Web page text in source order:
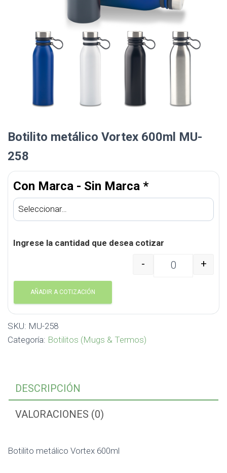
Botilito metálico Vortex 600ml MU-
258
Con Marca - Sin Marca *
Ingrese la cantidad que desea cotizar
Botilito metálico
- +
AÑADIR A COTIZACIÓN
SKU: MU-258
Categoría: Botilitos (Mugs & Termos)
DESCRIPCIÓN
VALORACIONES (0)
Botilito metálico Vortex 600ml